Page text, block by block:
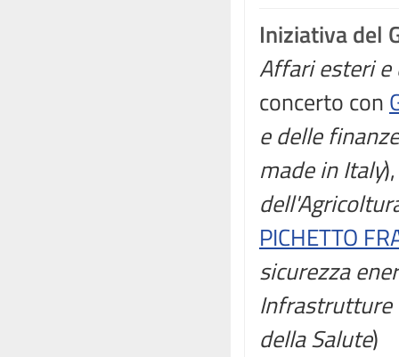
Iniziativa del
Affari esteri e
concerto con
e delle finanze
made in Italy
PICHETTO
sicurezza
Infrastrutture
della Salute)